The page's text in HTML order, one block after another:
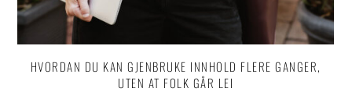
HVORDAN DU KAN GJENBRUKE INNHOLD FLERE GANGER,
UTEN AT FOLK GÅR LEI